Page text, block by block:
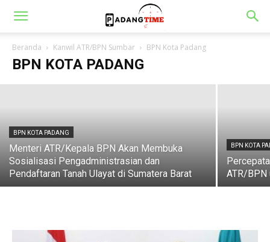
Beranda Kanwil ATR/BPN Sumbar BPN Kota Padang
BPN KOTA PADANG
BPN KOTA PADANG
Kantor Pertanahan Kota Padang Teken
Komitmen Menuju Zona Integritas WBK
Padang Time - 5 Mei 2025
BPN KOTA PADANG
Menteri ATR/Kepala BPN Akan Membuka
Sosialisasi Pengadministrasian dan
Pendaftaran Tanah Ulayat di Sumatera Barat
BPN KOTA
ATR/BPN